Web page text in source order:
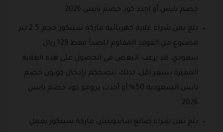
خصم نايس أو اجدد كود خصم نايس 2026 .
بلغ ثمن شراء غلاية كهربائية ماركة سينكور حجم 2.5 لتر
مصنوع من الفولاذ المقاوم للصدأ فقط 129 ريال
سعودي، قد يرغب البعض في الحصول على هذه الغلاية
المميزة بسعر اقل، لذلك ننصحكم بإدخال كوبون خصم
نايس السعودية 50% أو أحدث برومو كود خصم نايس
2026 .
بلغ ثمن شراء صانع ساندويتش ماركة سينكور يعمل